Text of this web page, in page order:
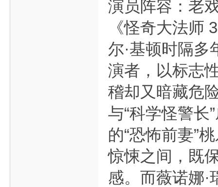
演员阵容：老
《怪奇大法师
尔·基顿时隔多
演者，以标志
稽却又暗藏危
与“科学怪警长
的“恐怖前妻”
惊悚之间，既
感。而薇诺娜